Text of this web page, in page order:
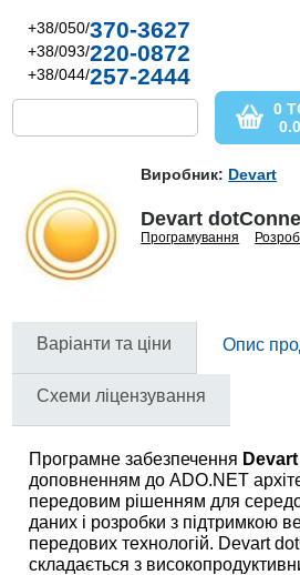
+38/050/370-3627
+38/093/220-0872
+38/044/257-2444
0
Виробник: Devart
Devart
Програмування
Варіанти та ціни Опис
Схеми ліцензування
Програмне забезпечення
доповненням до ADO.NET
передовим рішенням для
даних і розробки з підтримкою
передових технологій. Devart
складається з